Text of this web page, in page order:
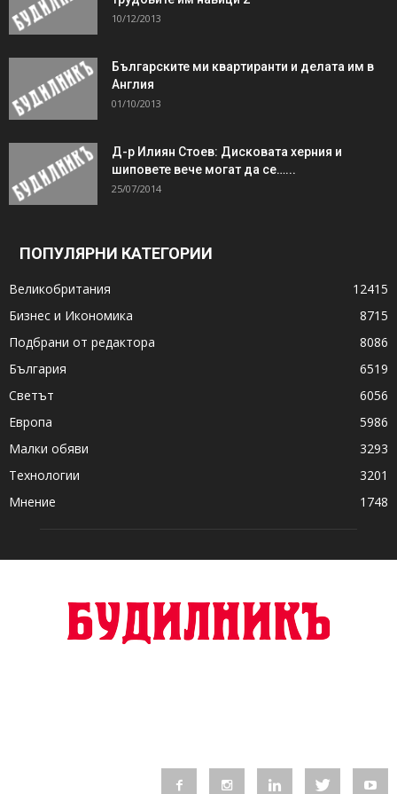
10/12/2013
Българските ми квартиранти и делата им в
Англия
01/10/2013
Д-р Илиян Стоев: Дисковата херния и
шиповете вече могат да се…...
25/07/2014
ПОПУЛЯРНИ КАТЕГОРИИ
Великобритания
12415
Бизнес и Икономика
8715
Подбрани от редактора
8086
България
6519
Светът
6056
Европа
5986
Малки обяви
3293
Технологии
3201
Мнение
1748